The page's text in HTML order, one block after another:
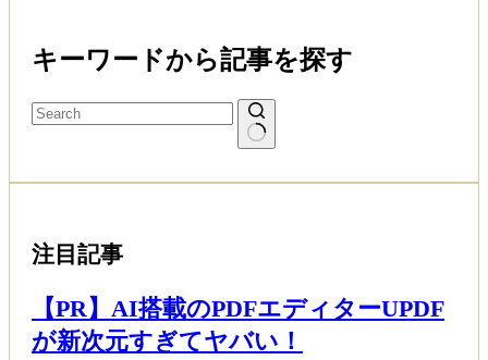
キーワードから記事を探す
注目記事
【PR】AI搭載のPDFエディターUPDF
が新次元すぎてヤバい！